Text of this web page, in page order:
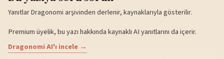
Yanıtlar Dragonomi arşivinden derlenir, kaynaklarıyla gösterilir.
Premium üyelik, bu yazı hakkında kaynaklı AI yanıtlarını da içerir.
Dragonomi AI'ı incele →